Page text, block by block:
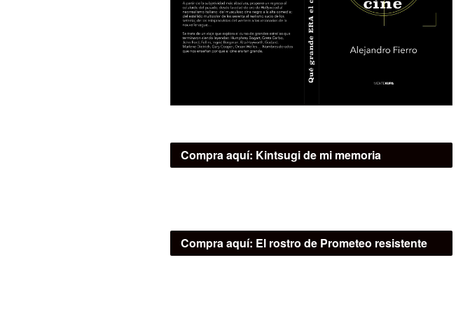
Compra aquí: Kintsugi de mi memoria
Compra aquí: El rostro de Prometeo resistente